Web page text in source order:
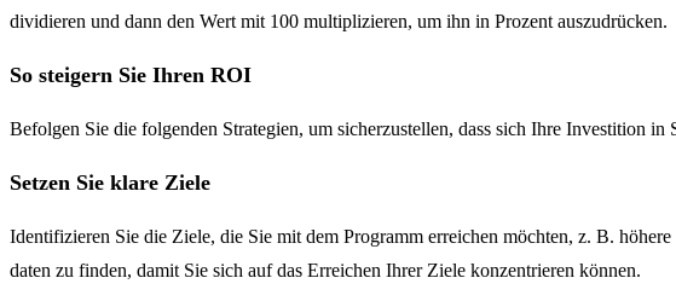
dividieren und dann den Wert mit 100 multiplizieren, um ihn in Prozent auszudrücken.
So steigern Sie Ihren ROI
Befolgen Sie die folgenden Strategien, um sicherzustellen, dass sich Ihre Investition
Setzen Sie klare Ziele
Identifizieren Sie die Ziele, die Sie mit dem Programm erreichen möchten, z. B.
daten zu finden, damit Sie sich auf das Erreichen Ihrer Ziele konzentrieren können.